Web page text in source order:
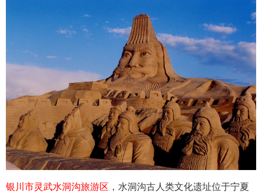
银川市灵武水洞沟旅游区 ，水洞沟古人类文化遗址位于宁夏